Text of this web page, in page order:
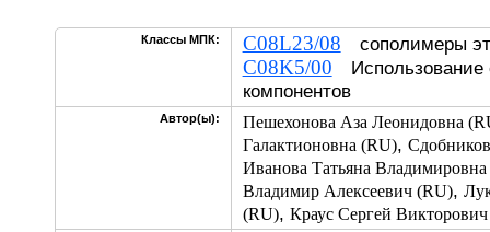
Классы МПК: C08L23/08 сополимеры
C08K5/00 Использование
компонентов
Автор(ы):
Пешехонова Аза Леонидовна
Галактионовна (RU),
Иванова Татьяна
Владимир Алексеевич (RU),
(RU), Краус Сергей